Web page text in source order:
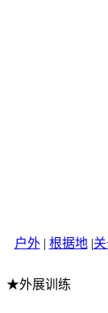
户外| 根据地|
★外展训练